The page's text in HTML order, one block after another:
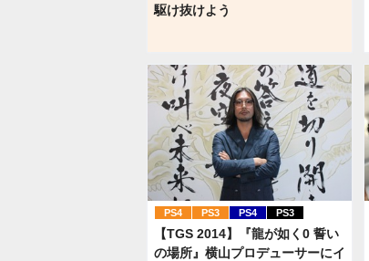
駆け抜けよう
PS4 PS3 PS4 PS3
【TGS 2014】『龍が如く0 誓い
の場所』横山プロデューサーにイ